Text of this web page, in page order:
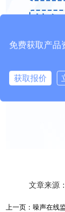
文章来源：
上一页： 噪声在线
免费获取产品
获取报价